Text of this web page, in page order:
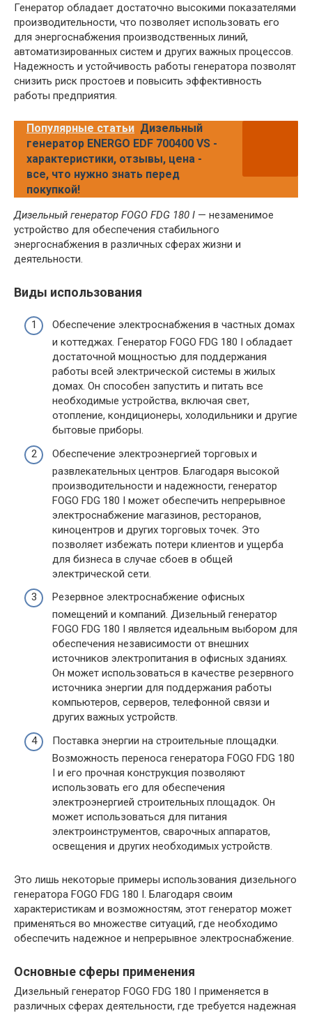
Генератор обладает достаточно высокими показателями
производительности, что позволяет использовать его
для энергоснабжения производственных линий,
автоматизированных систем и других важных процессов.
Надежность и устойчивость работы генератора позволят
снизить риск простоев и повысить эффективность
работы предприятия.
Популярные статьи Дизельный
генератор ENERGO EDF 700400 VS -
характеристики, отзывы, цена -
все, что нужно знать перед
покупкой!
Дизельный генератор FOGO FDG 180 I — незаменимое
устройство для обеспечения стабильного
энергоснабжения в различных сферах жизни и
деятельности.
Виды использования
Обеспечение электроснабжения в частных домах
и коттеджах. Генератор FOGO FDG 180 I обладает
достаточной мощностью для поддержания
работы всей электрической системы в жилых
домах. Он способен запустить и питать все
необходимые устройства, включая свет,
отопление, кондиционеры, холодильники и другие
бытовые приборы.
Обеспечение электроэнергией торговых и
развлекательных центров. Благодаря высокой
производительности и надежности, генератор
FOGO FDG 180 I может обеспечить непрерывное
электроснабжение магазинов, ресторанов,
киноцентров и других торговых точек. Это
позволяет избежать потери клиентов и ущерба
для бизнеса в случае сбоев в общей
электрической сети.
Резервное электроснабжение офисных
помещений и компаний. Дизельный генератор
FOGO FDG 180 I является идеальным выбором для
обеспечения независимости от внешних
источников электропитания в офисных зданиях.
Он может использоваться в качестве резервного
источника энергии для поддержания работы
компьютеров, серверов, телефонной связи и
других важных устройств.
Поставка энергии на строительные площадки.
Возможность переноса генератора FOGO FDG 180
I и его прочная конструкция позволяют
использовать его для обеспечения
электроэнергией строительных площадок. Он
может использоваться для питания
электроинструментов, сварочных аппаратов,
освещения и других необходимых устройств.
Это лишь некоторые примеры использования дизельного
генератора FOGO FDG 180 I. Благодаря своим
характеристикам и возможностям, этот генератор может
применяться во множестве ситуаций, где необходимо
обеспечить надежное и непрерывное электроснабжение.
Основные сферы применения
Дизельный генератор FOGO FDG 180 I применяется в
различных сферах деятельности, где требуется надежная